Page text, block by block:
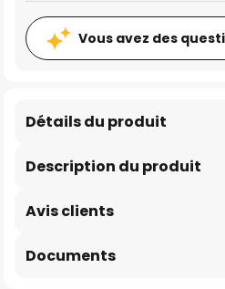
Vous avez des
Description du produit
Détails du produit
Avis clients
Documents